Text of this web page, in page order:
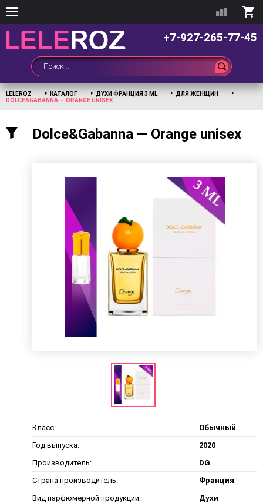
+7-927-265-77-45
LELEROZ КАТАЛОГ ДУХИ ФРАНЦИЯ 3 ML
ДЛЯ ЖЕНЩИН
DОLСЕ&GABANNA — ORANGE UNISEX
Dоlсе&Gabanna — Orange unisex
Класс:
Обычный
Год выпуска:
2020
Производитель:
DG
Страна производитель:
Франция
Вид парфюмерной продукции:
Духи